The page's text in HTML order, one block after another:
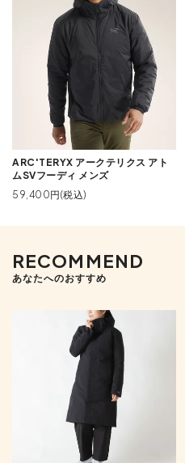
ARC'TERYX アークテリクス アト
ムSVフーディ メンズ
59,400円(税込)
RECOMMEND
あなたへのおすすめ